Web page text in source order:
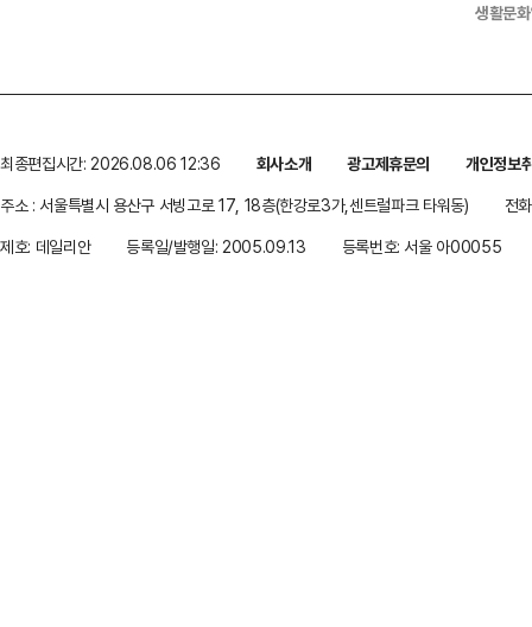
생활문
최종편집시간: 2026.08.06 12:36 회사소개 광고제휴문의
개인정보
주소 : 서울특별시 용산구 서빙고로 17, 18층(한강로3가,센트럴파크 타워동)
전
제호: 데일리안
등록일/발행일: 2005.09.13 등록번호: 서울 아00055